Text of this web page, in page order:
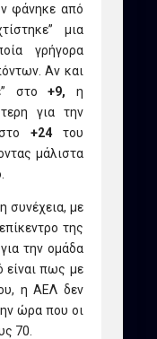
φάνηκε από
μια
γρήγορα
Αν και
στο+9, η
για την
+24του
μάλιστα
συνέχεια, με
της
την ομάδα
είναι πως με
η ΑΕΛ δεν
ώρα που οι
70.